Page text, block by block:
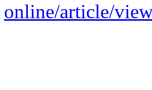
online/article/